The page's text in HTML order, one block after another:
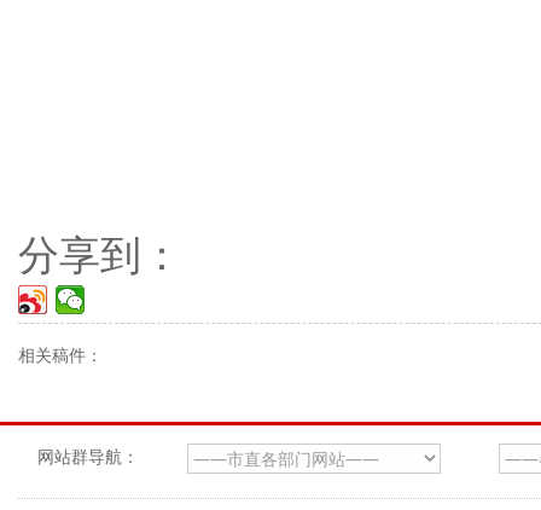
分享到：
相关稿件：
网站群导航：